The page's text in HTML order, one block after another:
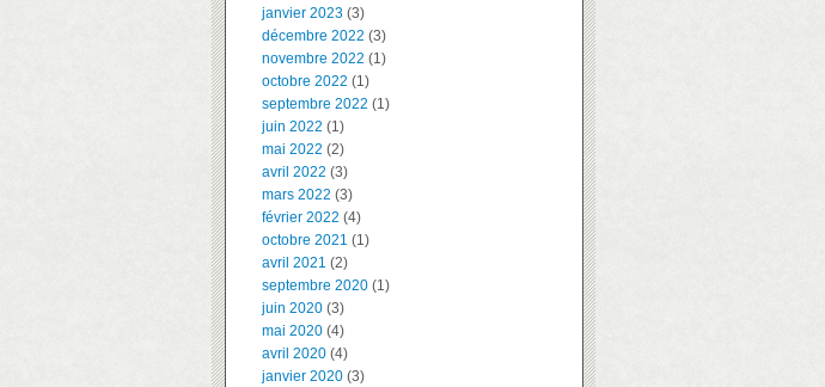
janvier 2023 (3)
décembre 2022 (3)
novembre 2022 (1)
octobre 2022 (1)
septembre 2022 (1)
juin 2022 (1)
mai 2022 (2)
avril 2022 (3)
mars 2022 (3)
février 2022 (4)
octobre 2021 (1)
avril 2021 (2)
septembre 2020 (1)
juin 2020 (3)
mai 2020 (4)
avril 2020 (4)
janvier 2020 (3)